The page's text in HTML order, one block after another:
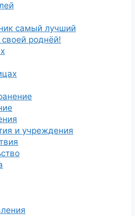
самый лучший
роднёй!
и учреждения